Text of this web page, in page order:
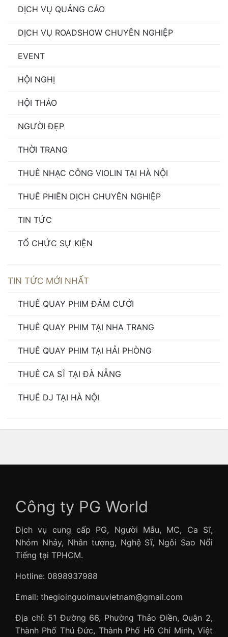
DỊCH VỤ QUẢNG CÁO
DỊCH VỤ ROADSHOW CHUYÊN NGHIỆP
EVENT
HỘI NGHỊ
HỘI THẢO
NGƯỜI ĐẸP
THỜI TRANG
THUÊ NHẠC CÔNG VIOLIN TẠI HÀ NỘI
THUÊ PHIÊN DỊCH CHUYÊN NGHIỆP
TIN TỨC
TỔ CHỨC SỰ KIỆN
TIN TỨC MỚI NHẤT
THUÊ QUAY PHIM ĐÁM CƯỚI
THUÊ QUAY PHIM TẠI NHA TRANG
THUÊ QUAY PHIM TẠI HẢI PHÒNG
THUÊ CA SĨ TẠI ĐÀ NẴNG
THUÊ DJ TẠI HÀ NỘI
Công ty PG World
Dịch vụ cung cấp PG, Người Mẫu, MC, Ca Sĩ,
Nhóm Nhảy, Nhân tượng, Nghệ Sĩ, Ngôi Sao Nổi
Tiếng tại TPHCM.
Hotline: 0898937988
Email: thegioinguoimauvietnam@gmail.com
Địa chỉ: 51 Đường 66, Phường Thảo Điền, Quận 2,
Thành Phố Thủ Đức, Thành Phố Hồ Chí Minh, Việt